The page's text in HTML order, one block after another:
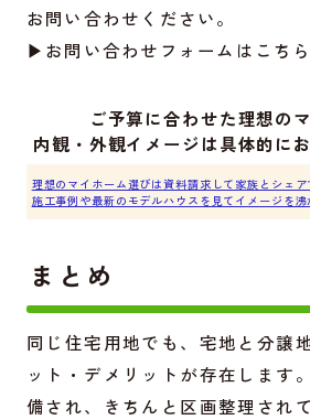
お問い合わせください。
▶お問い合わせフォームは こちら
ご予算に合わせた理想の
内観・外観イメージは具体的に
理想のマイホーム選びは資料請求して家族とシェア
施工事例や最新のモデルハウスを見てイメージを沸
まとめ
同じ住宅用地でも、宅地と分譲
ット・デメリットが存在します
備され、きちんと区画整理され